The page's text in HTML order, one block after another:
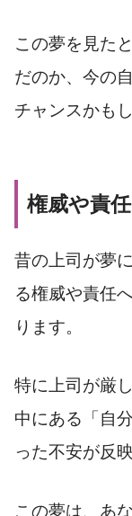
この夢を見た
だのか、今の
チャンスかも
権威や責
昔の上司が夢
る権威や責任
ります。
特に上司が厳
中にある「自
った不安が反
この夢は、あ